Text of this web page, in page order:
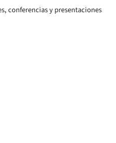
conferencias y presentaciones